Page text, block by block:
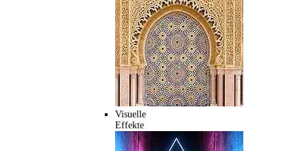
Visuelle
Effekte